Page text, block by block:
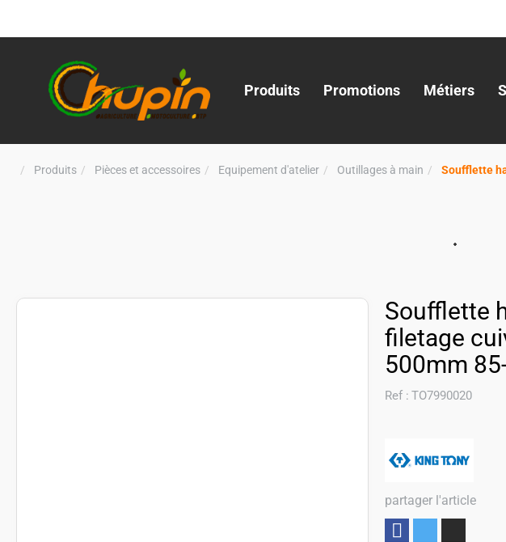
Produits Promotions Métiers
Produits Pièces et accessoires Equipement d'atelier Outillages à main Soufflette
Soufflette
filetage
500mm
Ref : TO7990020
partager l'article